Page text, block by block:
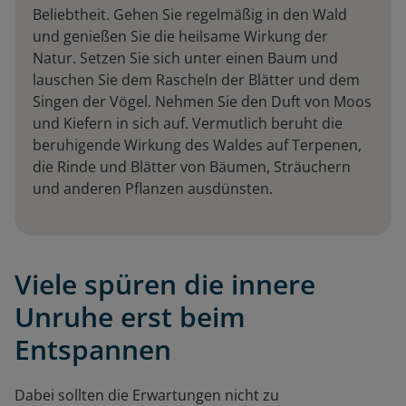
Beliebtheit. Gehen Sie regelmäßig in den Wald
und genießen Sie die heilsame Wirkung der
Natur. Setzen Sie sich unter einen Baum und
lauschen Sie dem Rascheln der Blätter und dem
Singen der Vögel. Nehmen Sie den Duft von Moos
und Kiefern in sich auf. Vermutlich beruht die
beruhigende Wirkung des Waldes auf Terpenen,
die Rinde und Blätter von Bäumen, Sträuchern
und anderen Pflanzen ausdünsten.
Viele spüren die innere
Unruhe erst beim
Entspannen
Dabei sollten die Erwartungen nicht zu